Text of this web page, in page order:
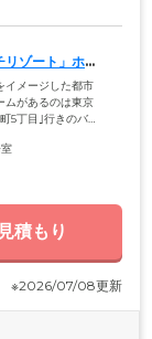
ゾート」ホー
イメージした都市
ムがあるのは東京
5丁目｣行きのバス
歩4分の場所で
自身が居住する
す。
積もり
※2026/07/08更新